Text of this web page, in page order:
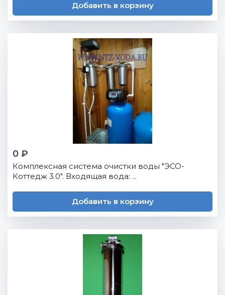
Добавить в корзину
0 ₽
Комплексная система очистки воды "ЭСО-
Коттедж 3.0". Входящая вода: ...
Добавить в корзину